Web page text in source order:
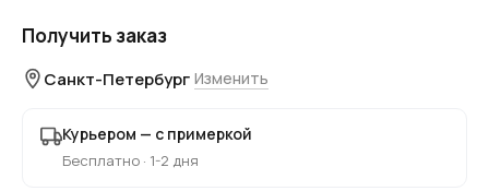
Получить заказ
Санкт-Петербург Изменить
Курьером — с примеркой
Бесплатно · 1-2 дня